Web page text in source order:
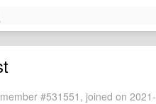
#531551, joined on